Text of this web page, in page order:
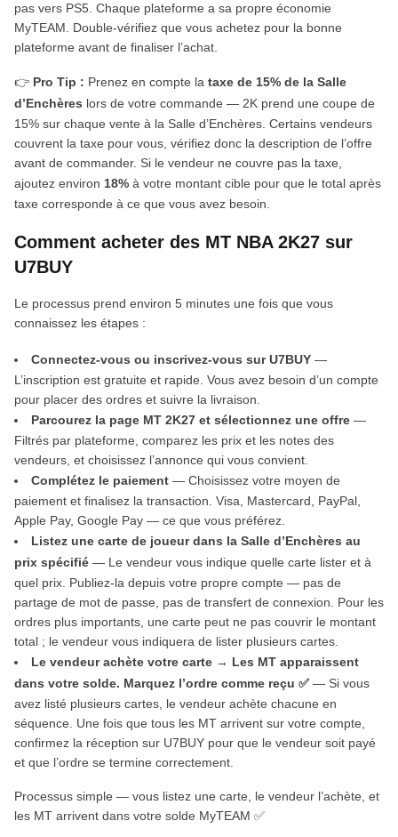
pas vers PS5. Chaque plateforme a sa propre économie
MyTEAM. Double-vérifiez que vous achetez pour la bonne
plateforme avant de finaliser l’achat.
👉 Pro Tip : Prenez en compte la taxe de 15% de la Salle
d’Enchères lors de votre commande — 2K prend une coupe de
15% sur chaque vente à la Salle d’Enchères. Certains vendeurs
couvrent la taxe pour vous, vérifiez donc la description de l’offre
avant de commander. Si le vendeur ne couvre pas la taxe,
ajoutez environ 18% à votre montant cible pour que le total après
taxe corresponde à ce que vous avez besoin.
Comment acheter des MT NBA 2K27 sur
U7BUY
Le processus prend environ 5 minutes une fois que vous
connaissez les étapes :
Connectez-vous ou inscrivez-vous sur U7BUY —
L’inscription est gratuite et rapide. Vous avez besoin d’un compte
pour placer des ordres et suivre la livraison.
Parcourez la page MT 2K27 et sélectionnez une offre —
Filtrés par plateforme, comparez les prix et les notes des
vendeurs, et choisissez l’annonce qui vous convient.
Complétez le paiement — Choisissez votre moyen de
paiement et finalisez la transaction. Visa, Mastercard, PayPal,
Apple Pay, Google Pay — ce que vous préférez.
Listez une carte de joueur dans la Salle d’Enchères au
prix spécifié — Le vendeur vous indique quelle carte lister et à
quel prix. Publiez-la depuis votre propre compte — pas de
partage de mot de passe, pas de transfert de connexion. Pour les
ordres plus importants, une carte peut ne pas couvrir le montant
total ; le vendeur vous indiquera de lister plusieurs cartes.
Le vendeur achète votre carte → Les MT apparaissent
dans votre solde. Marquez l’ordre comme reçu ✅ — Si vous
avez listé plusieurs cartes, le vendeur achète chacune en
séquence. Une fois que tous les MT arrivent sur votre compte,
confirmez la réception sur U7BUY pour que le vendeur soit payé
et que l’ordre se termine correctement.
Processus simple — vous listez une carte, le vendeur l’achète, et
les MT arrivent dans votre solde MyTEAM ✅